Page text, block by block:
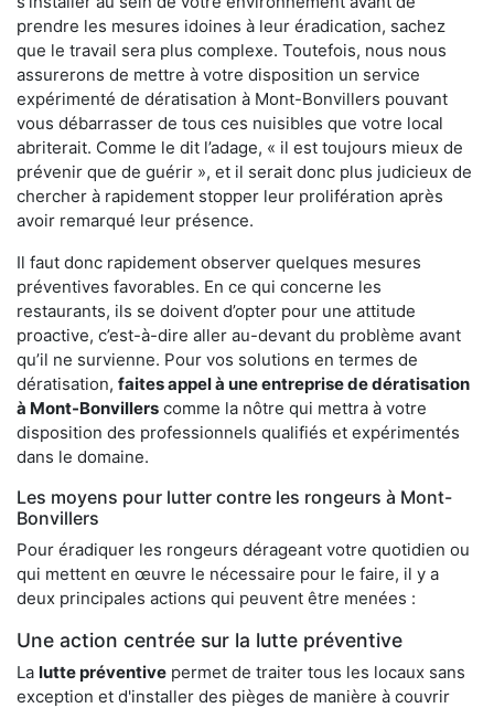
prendre les mesures idoines à leur éradication, sachez
que le travail sera plus complexe. Toutefois, nous nous
assurerons de mettre à votre disposition un service
expérimenté de dératisation à Mont-Bonvillers pouvant
vous débarrasser de tous ces nuisibles que votre local
abriterait. Comme le dit l’adage, « il est toujours mieux de
prévenir que de guérir », et il serait donc plus judicieux de
chercher à rapidement stopper leur prolifération après
avoir remarqué leur présence.
Il faut donc rapidement observer quelques mesures
préventives favorables. En ce qui concerne les
restaurants, ils se doivent d’opter pour une attitude
proactive, c’est-à-dire aller au-devant du problème avant
qu’il ne survienne. Pour vos solutions en termes de
dératisation, faites appel à une entreprise de dératisation
à Mont-Bonvillers comme la nôtre qui mettra à votre
disposition des professionnels qualifiés et expérimentés
dans le domaine.
Les moyens pour lutter contre les rongeurs à Mont-
Bonvillers
Pour éradiquer les rongeurs dérageant votre quotidien ou
qui mettent en œuvre le nécessaire pour le faire, il y a
deux principales actions qui peuvent être menées :
Une action centrée sur la lutte préventive
La lutte préventive permet de traiter tous les locaux sans
exception et d'installer des pièges de manière à couvrir